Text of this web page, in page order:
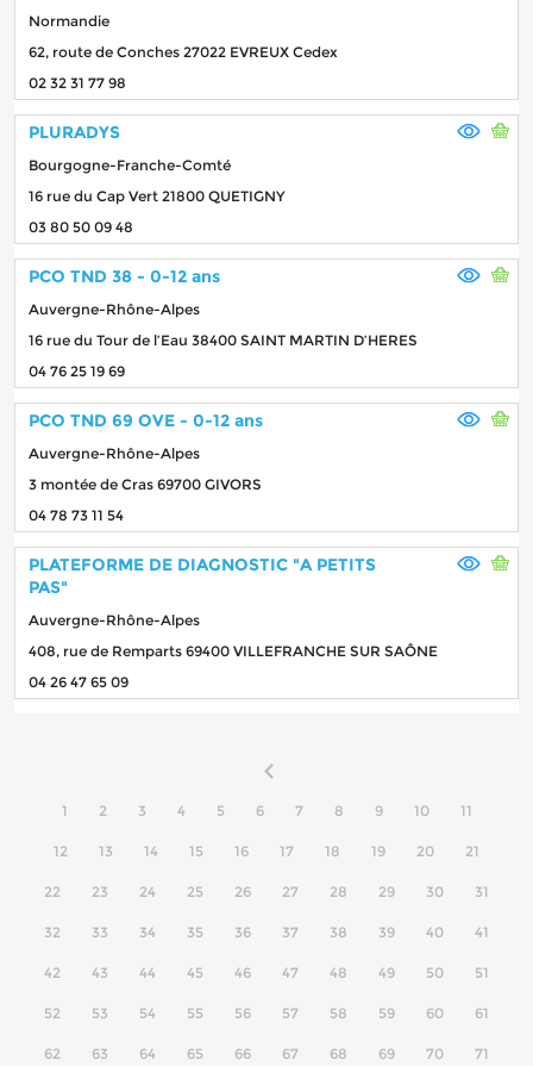
Normandie
62, route de Conches 27022 EVREUX Cedex
02 32 31 77 98
PLURADYS
Bourgogne-Franche-Comté
16 rue du Cap Vert 21800 QUETIGNY
03 80 50 09 48
PCO TND 38 - 0-12 ans
Auvergne-Rhône-Alpes
16 rue du Tour de l’Eau 38400 SAINT MARTIN D’HERES
04 76 25 19 69
PCO TND 69 OVE - 0-12 ans
Auvergne-Rhône-Alpes
3 montée de Cras 69700 GIVORS
04 78 73 11 54
PLATEFORME DE DIAGNOSTIC "A PETITS
PAS"
Auvergne-Rhône-Alpes
408, rue de Remparts 69400 VILLEFRANCHE SUR SAÔNE
04 26 47 65 09
1 2 3 4 5 6 7 8 9 10 11
12 13 14 15 16 17 18 19 20 21
22 23 24 25 26 27 28 29 30 31
32 33 34 35 36 37 38 39 40 41
42 43 44 45 46 47 48 49 50 51
52 53 54 55 56 57 58 59 60 61
62 63 64 65 66 67 68 69 70 71